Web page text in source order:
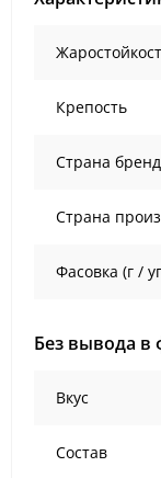
Крепость
Страна
Страна
Фасовка (г /
Без вывода в
Вкус
Состав